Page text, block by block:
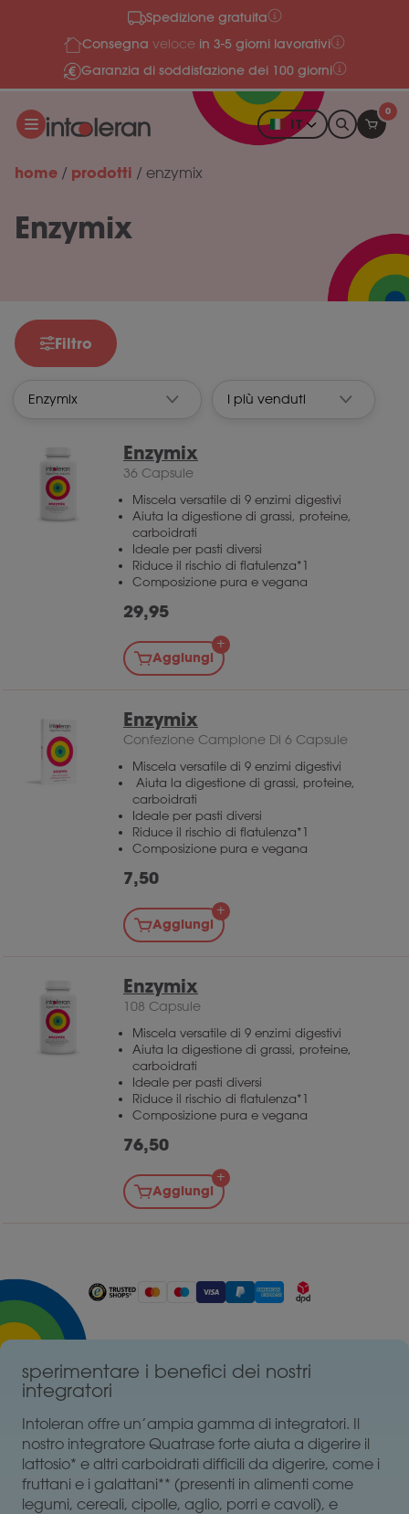
Salta al contenutoSpedizione gratuita
Consegna veloce in 3-5 giorni lavorativi
Garanzia di soddisfazione dei 100 giorni
IT
0
home / prodotti / enzymix
Enzymix
Filtro
Enzymix
36 Capsule
Miscela versatile di 9 enzimi digestivi
Aiuta la digestione di grassi, proteine,
carboidrati
Ideale per pasti diversi
Riduce il rischio di flatulenza*1
Composizione pura e vegana
29,95
Aggiungi
Enzymix
Confezione Campione Di 6 Capsule
Miscela versatile di 9 enzimi digestivi
Aiuta la digestione di grassi, proteine,
carboidrati
Ideale per pasti diversi
Riduce il rischio di flatulenza*1
Composizione pura e vegana
7,50
Aggiungi
Enzymix
108 Capsule
Miscela versatile di 9 enzimi digestivi
Aiuta la digestione di grassi, proteine,
carboidrati
Ideale per pasti diversi
Riduce il rischio di flatulenza*1
Composizione pura e vegana
76,50
Aggiungi
sperimentare i benefici dei nostri
integratori
Intoleran offre un’ampia gamma di integratori. Il
nostro integratore Quatrase forte aiuta a digerire il
lattosio* e altri carboidrati difficili da digerire, come i
fruttani e i galattani** (presenti in alimenti come
legumi, cereali, cipolle, aglio, porri e cavoli), e